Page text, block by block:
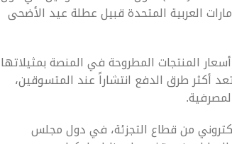
العربية المتحدة قبيل عطلة عيد الأضحى
يقارنون أسعار المنتجات المطروحة في المنصة بمثيلاتها
أكثر طرق الدفع انتشاراً عند المتسوقين،
من قطاع التجزئة، في دول مجلس